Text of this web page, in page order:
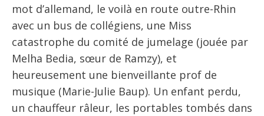
mot d’allemand, le voilà en route outre-Rhin
avec un bus de collégiens, une Miss
catastrophe du comité de jumelage (jouée par
Melha Bedia, sœur de Ramzy), et
heureusement une bienveillante prof de
musique (Marie-Julie Baup). Un enfant perdu,
un chauffeur râleur, les portables tombés dans